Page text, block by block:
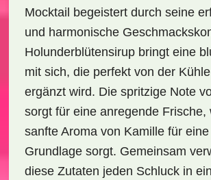
Mocktail begeistert durch seine
und harmonische
Holunderblütensirup bringt eine
mit sich, die perfekt von der
ergänzt wird. Die spritzige Note
sorgt für eine anregende Frische,
sanfte Aroma von Kamillefür eine
Grundlage sorgt. Gemeinsam
diese Zutaten jeden Schluck in